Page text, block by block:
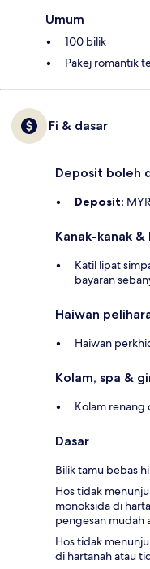
Umum
100 bilik
Pakej romantik
Fi & dasar
Deposit boleh
Deposit:
Kanak-kanak
Katil lipat
bayaran
Haiwan
Haiwan
Kolam, spa &
Kolam renang
Dasar
Bilik tamu bebas
Hos tidak
monoksida di
pengesan mudah
Hos tidak
di hartanah atau